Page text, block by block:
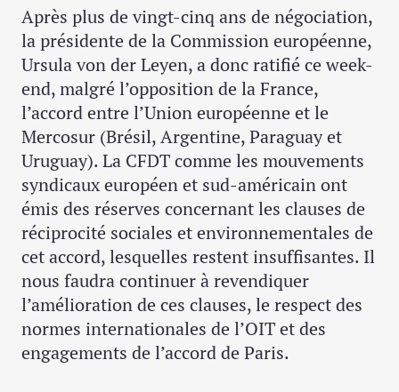
Après plus de vingt-cinq ans de négociation,
la présidente de la Commission européenne,
Ursula von der Leyen, a donc ratifié ce week-
end, malgré l’opposition de la France,
l’accord entre l’Union européenne et le
Mercosur (Brésil, Argentine, Paraguay et
Uruguay). La CFDT comme les mouvements
syndicaux européen et sud-américain ont
émis des réserves concernant les clauses de
réciprocité sociales et environnementales de
cet accord, lesquelles restent insuffisantes. Il
nous faudra continuer à revendiquer
l’amélioration de ces clauses, le respect des
normes internationales de l’OIT et des
engagements de l’accord de Paris.